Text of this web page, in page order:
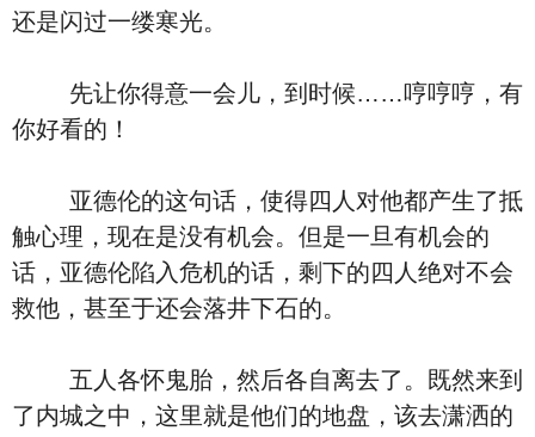
还是闪过一缕寒光。
先让你得意一会儿，到时候……哼哼哼，有
你好看的！
亚德伦的这句话，使得四人对他都产生了抵
触心理，现在是没有机会。但是一旦有机会的
话，亚德伦陷入危机的话，剩下的四人绝对不会
救他，甚至于还会落井下石的。
五人各怀鬼胎，然后各自离去了。既然来到
了内城之中，这里就是他们的地盘，该去潇洒的